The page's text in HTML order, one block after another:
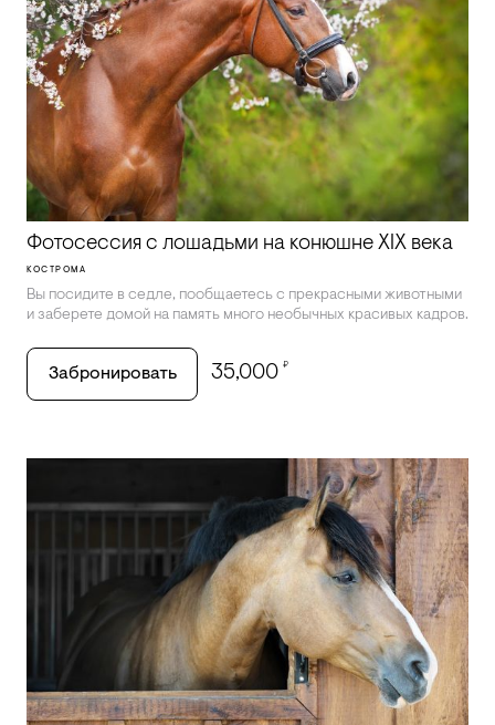
Фотосессия с лошадьми на конюшне XIX века
КОСТРОМА
Вы посидите в седле, пообщаетесь с прекрасными животными
и заберете домой на память много необычных красивых кадров.
Забронировать 35,000 ₽